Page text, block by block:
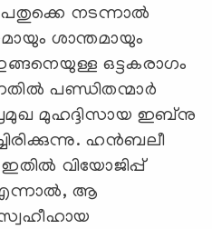
നടന്നാല്‍
ശാന്തമായും
ഒട്ടകരാഗം
പണ്ഡിതന്മാര്‍
മുഹദ്ദിസായ ഇബ്‌നു
ഹന്‍ബലീ
വിയോജിപ്പ്
എന്നാല്‍, ആ